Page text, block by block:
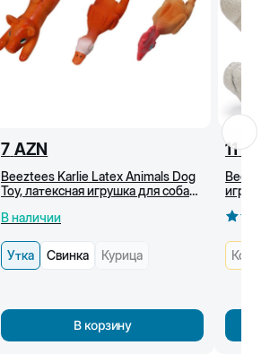
7 AZN
Beeztees Karlie Latex Animals Dog
Toy, латексная игрушка для собак
В наличии
Утка Свинка Курица
В корзину
11
Кошка